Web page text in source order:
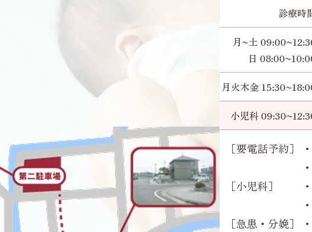
診療時
月~土
日
月火木金
小児科
［要電話予約］
［小児科］
［急患・分娩］